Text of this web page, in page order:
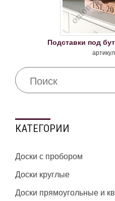
Подставки под
КАТЕГОРИИ
Доски с пробором
Доски круглые
Доски прямоугольные и